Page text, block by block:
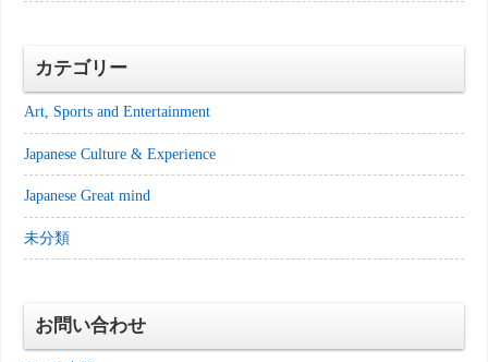
カテゴリー
Art, Sports and Entertainment
Japanese Culture & Experience
Japanese Great mind
未分類
お問い合わせ